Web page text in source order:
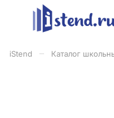
iStend Каталог